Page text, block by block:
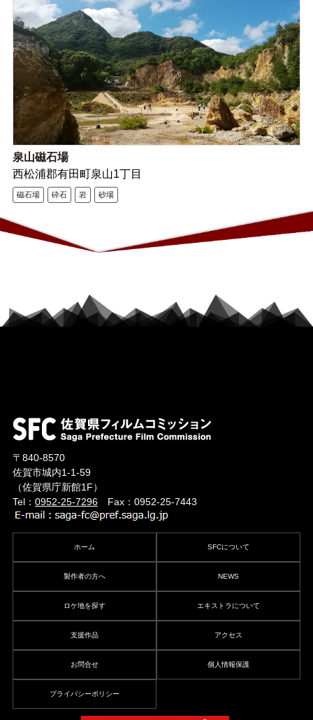
泉山磁石場
西松浦郡有田町泉山1丁目
磁石場 砕石 岩 砂場
〒840-8570
佐賀市城内1-1-59
（佐賀県庁新館1F）
Tel： 0952-25-7296Fax：0952-25-7443
ホーム SFCについて
製作者の方へ NEWS
ロケ地を探す エキストラについて
支援作品 アクセス
お問合せ 個人情報保護
プライバシーポリシー